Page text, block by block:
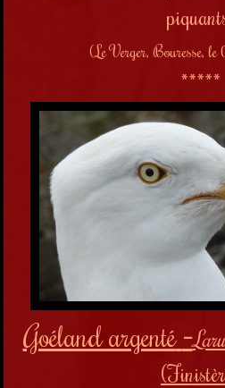
(Le Verger, Bouresse,
*****
Goéland argenté -